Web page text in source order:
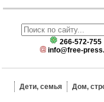
266-572-755
info@free-
Дети, семья Дом,